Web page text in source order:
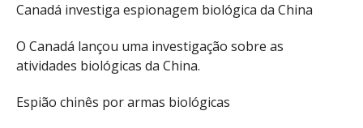
Canadá investiga espionagem biológica da China
O Canadá lançou uma investigação sobre as
atividades biológicas da China.
Espião chinês por armas biológicas